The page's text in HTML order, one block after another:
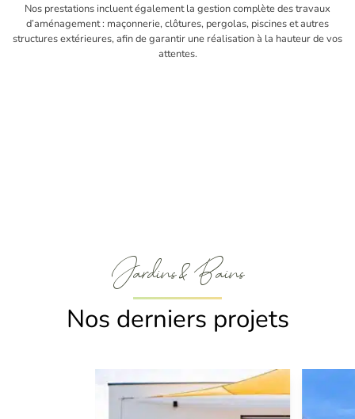
Nos prestations incluent également la gestion complète des travaux
d’aménagement : maçonnerie, clôtures, pergolas, piscines et autres
structures extérieures, afin de garantir une réalisation à la hauteur de vos
attentes.
Jardins & Bains
Nos derniers projets